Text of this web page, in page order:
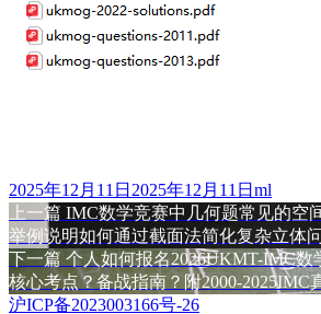
发
布
于
2025年12月11日 2025年12月11日 作
者
ml
文
章
导
上一篇 上
篇
文
章：
IMC数学竞赛中几何题常见的空
举例说明如何通过截面法简化复杂立体
下一篇 下
篇
文
个人如何报名2026UKMT-IMC数
核心考点？备战指南？附2000-2025IMC
沪ICP备2023003166号-26